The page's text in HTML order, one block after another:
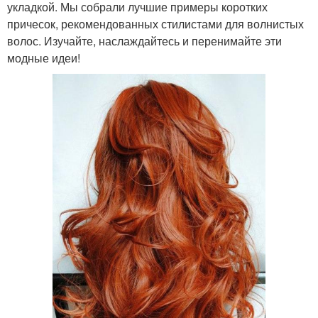
укладкой. Мы собрали лучшие примеры коротких
причесок, рекомендованных стилистами для волнистых
волос. Изучайте, наслаждайтесь и перенимайте эти
модные идеи!